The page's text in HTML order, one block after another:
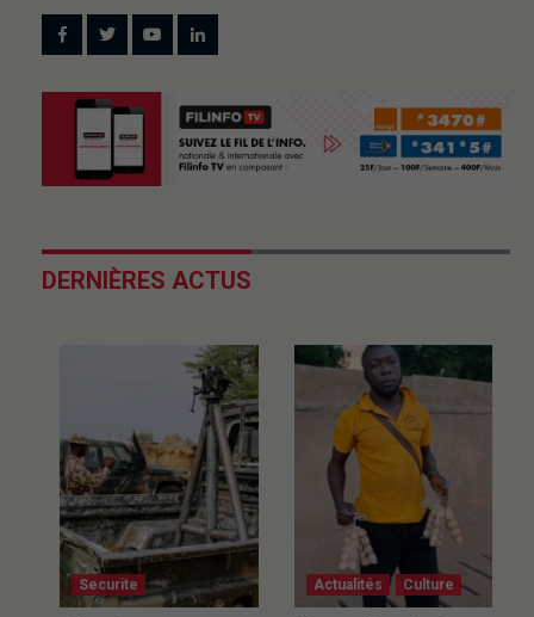
DERNIÈRES ACTUS
Securite Actualités Culture